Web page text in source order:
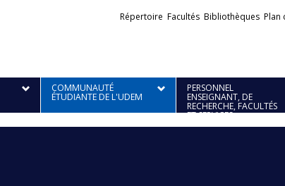
Liens
Répertoire Facultés Bibliothèques Plan
COMMUNAUTÉ
ÉTUDIANTE DE L'UDEM
PERSONNEL
ENSEIGNANT, DE
RECHERCHE, FACULTÉS
ET SERVICES